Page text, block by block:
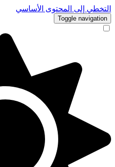
التخطي إلى المحتوى الأساسي
Toggle navigation